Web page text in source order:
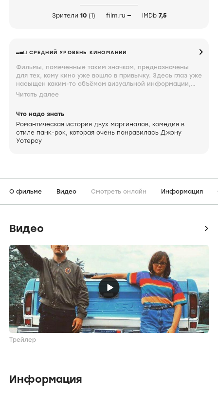
Зрители 10 (1) film.ru — IMDb 7,5
СРЕДНИЙ УРОВЕНЬ КИНОМАНИИ
Фильмы, помеченные таким значком, предназначены
для тех, кому кино уже вошло в привычку. Здесь глаз уже
насыщен каким-то объёмом визуальной информации,
мозг неплохо ориентируется в происходящем на экране,
о том, что вы довольно крепко увязли.
Читать далее
Что надо знать
Романтическая история двух маргиналов, комедия в
стиле панк-рок, которая очень понравилась Джону
Уотерсу
О фильме Видео Смотреть онлайн Информация
Видео icon
Трейлер
Информация